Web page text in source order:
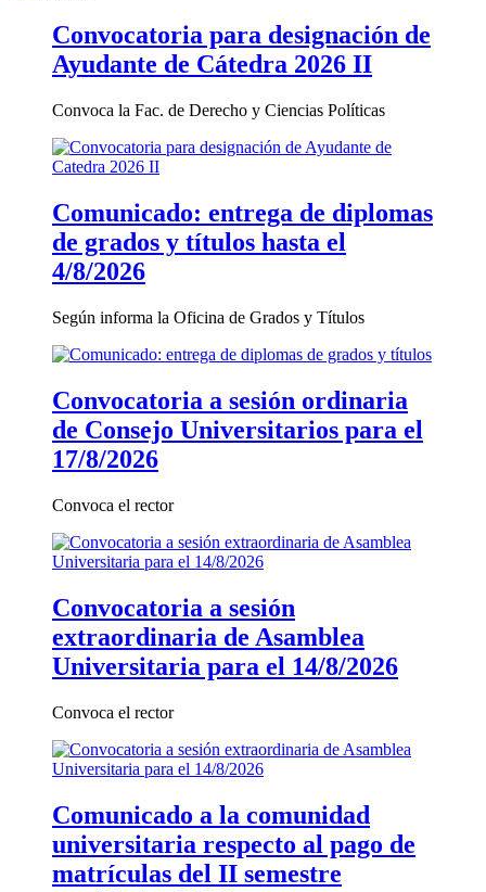
Convocatoria para designación de
Ayudante de Cátedra 2026 II
Convoca la Fac. de Derecho y Ciencias Políticas
Comunicado: entrega de diplomas
de grados y títulos hasta el
4/8/2026
Según informa la Oficina de Grados y Títulos
Convocatoria a sesión ordinaria
de Consejo Universitarios para el
17/8/2026
Convoca el rector
Convocatoria a sesión
extraordinaria de Asamblea
Universitaria para el 14/8/2026
Convoca el rector
Comunicado a la comunidad
universitaria respecto al pago de
matrículas del II semestre